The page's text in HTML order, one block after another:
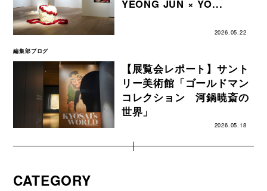
YEONG JUN × YO...
2026.05.22
編集部ブログ
【展覧会レポート】サント
リー美術館「ゴールドマン
コレクション 河鍋暁斎の
世界」
2026.05.18
CATEGORY